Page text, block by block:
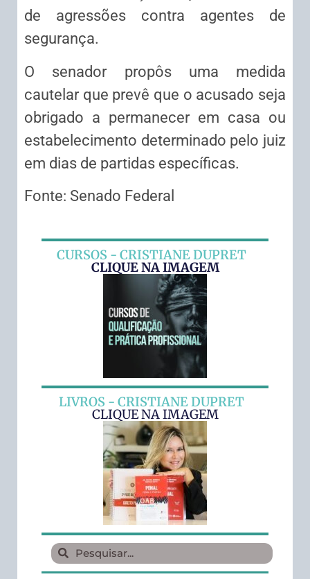
de agressões contra agentes de
segurança.
O senador propôs uma medida
cautelar que prevê que o acusado seja
obrigado a permanecer em casa ou
estabelecimento determinado pelo juiz
em dias de partidas específicas.
Fonte: Senado Federal
CURSOS - CRISTIANE DUPRET
CLIQUE NA IMAGEM
LIVROS - CRISTIANE DUPRET
CLIQUE NA IMAGEM